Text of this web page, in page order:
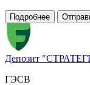
Подробнее
Депозит
ГЭСВ